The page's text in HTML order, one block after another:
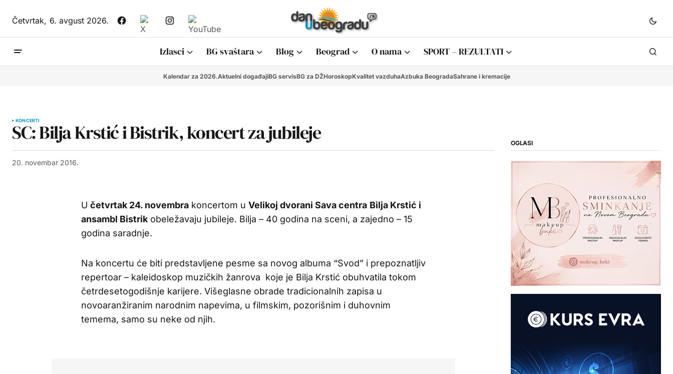
Četvrtak,6. avgust 2026.
Izlasci BG svaštara Blog Beograd O nama SPORT – REZULTATI
Kalendar za 2026.Aktuelni događajiBG servisBG za DŽHoroskopKvalitet vazduhaAzbuka BeogradaSahrane i kremacije
KONCERTI
SC: Bilja Krstić i Bistrik, koncert za jubileje
20. novembar 2016.
U četvrtak 24. novembra koncertom u Velikoj dvorani Sava centra Bilja Krstić i
ansambl Bistrik obeležavaju jubileje. Bilja – 40 godina na sceni, a zajedno – 15
godina saradnje.
Na koncertu će biti predstavljene pesme sa novog albuma “Svod” i prepoznatljiv
repertoar – kaleidoskop muzičkih žanrova koje je Bilja Krstić obuhvatila tokom
četrdesetogodišnje karijere. Višeglasne obrade tradicionalnih zapisa u
novoaranžiranim narodnim napevima, u filmskim, pozorišnim i duhovnim
temema, samo su neke od njih.
OGLASI